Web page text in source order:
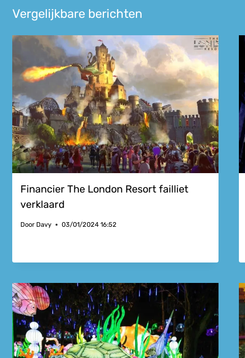
Vergelijkbare berichten
Financier The London Resort failliet
verklaard
Door Davy 03/01/2024 16:52